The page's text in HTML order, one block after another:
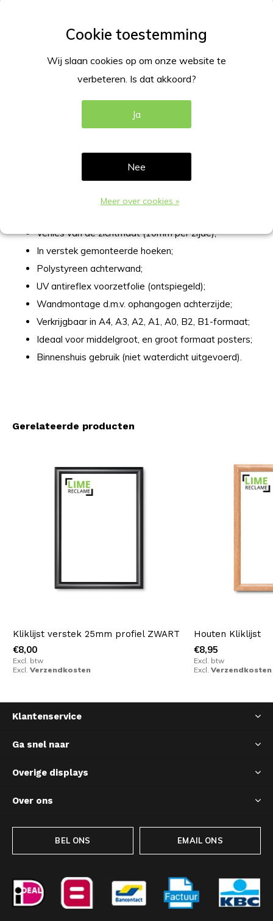
Witte kliklijst met 25mm profiel
specificaties
Kliklijst in de kleur wit met een mooi elegante afgewerkte
Breedte rand omlijsting 25mm;
Verlies van de zichtmaat (10mm per zijde);
In verstek gemonteerde hoeken;
Polystyreen achterwand;
UV antireflex voorzetfolie (ontspiegeld);
Wandmontage d.m.v. ophangogen achterzijde;
Verkrijgbaar in A4, A3, A2, A1, A0, B2, B1-formaat;
Ideaal voor middelgroot, en groot formaat posters;
Binnenshuis gebruik (niet waterdicht uitgevoerd).
Gerelateerde producten
Kliklijst verstek 25mm profiel ZWART
€8,00
Excl. btw
Excl. Verzendkosten
Houten Kliklijst
€8,95
Excl. btw
Excl. Verzendkosten
Klantenservice
Ga snel naar
Overige displays
Over ons
BEL ONS EMAIL ONS
Wij slaan cookies op om onze website te
verbeteren. Is dat akkoord?
Ja
Nee
Meer over cookies »